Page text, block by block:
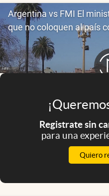
Mundial 2026
Eventos Corporativos
El Cronista Studio
Mediakit
Argentina
Registrate sin
para una
Quiero